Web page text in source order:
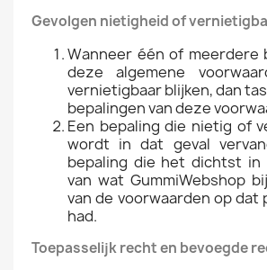
Gevolgen nietigheid of
Wanneer één of meerdere
deze algemene
vernietigbaar blijken, dan
bepalingen van deze
Een bepaling die nietig of
wordt in dat geval
bepaling die het dichtst in
van wat GummiWebshop
van de voorwaarden op dat
had.
Toepasselijk recht en bevoegde